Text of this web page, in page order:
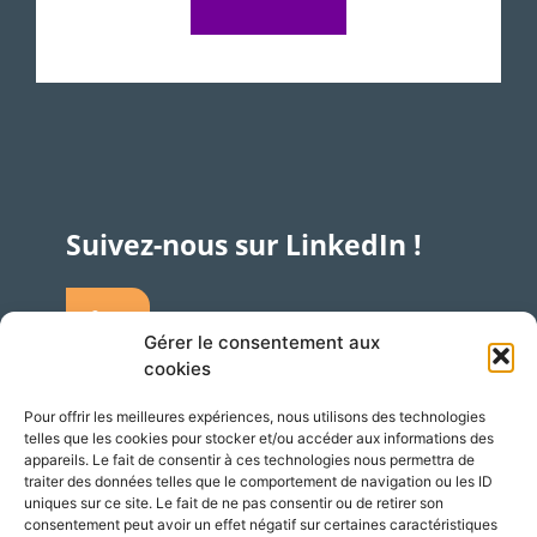
Gérer le consentement aux
cookies
Pour offrir les meilleures expériences, nous utilisons des technologies
telles que les cookies pour stocker et/ou accéder aux informations des
appareils. Le fait de consentir à ces technologies nous permettra de
traiter des données telles que le comportement de navigation ou les ID
uniques sur ce site. Le fait de ne pas consentir ou de retirer son
consentement peut avoir un effet négatif sur certaines caractéristiques
Suivez-nous sur LinkedIn !
Adresse
Accès
Silversquare – Courbevoie 13